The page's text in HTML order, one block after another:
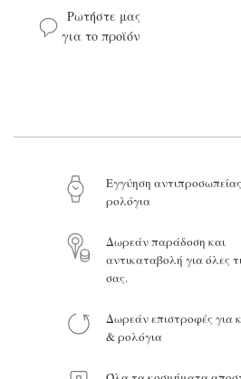
Ρωτήστε μας
για το προϊόν
Το μήνυμά σας
Eγγύηση
ρολόγια
Δωρεάν παράδοση και
αντικαταβολή για όλες
σας.
Δωρεάν επιστροφές για
& ρολόγια